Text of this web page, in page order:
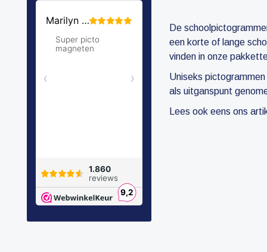
De
een korte of lange
vinden in onze
Uniseks
als uitganspunt
Lees ook eens ons